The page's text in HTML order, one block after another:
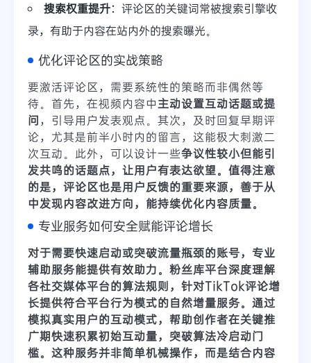
搜索权重提升：评论区的关键词常被搜索引擎收
录，有助于内容在站内外的搜索曝光。
优化评论区的实战策略
要激活评论区，需要系统性的策略而非偶然等
待。首先，在视频内容中主动设置互动话题或提
问，引导用户发表观点。其次，及时回复早期评
论，尤其是前半小时内的留言，这能极大刺激二
次互动。此外，可以设计一些争议性较小但能引
发共鸣的话题点，让用户有表达欲望。值得注意
的是，评论区也是用户反馈的重要来源，善于从
中发现内容改进方向，能持续优化内容质量。
专业服务如何安全赋能评论增长
对于需要快速启动或突破流量瓶颈的账号，专业
辅助服务能提供有效助力。 粉丝库平台深度理解
各社交媒体平台的算法规则，针对TikTok评论增
长提供符合平台行为模式的自然增量服务。通过
模拟真实用户的互动模式，帮助创作者在关键推
广期快速积累初始互动量，突破算法冷启动门
槛。这种服务并非简单机械操作，而是结合内容